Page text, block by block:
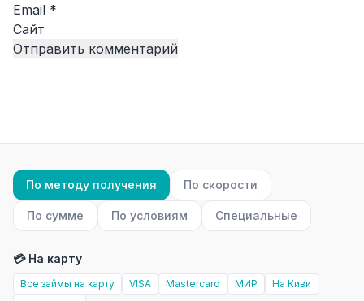
Email *
Сайт
По методу получения По скорости
По сумме По условиям Специальные
💳 На карту
Все займы на карту VISA Mastercard МИР
На Киви